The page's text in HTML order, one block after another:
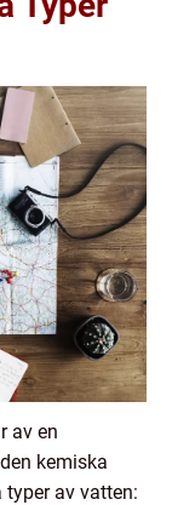
av en
kemiska
av vatten: